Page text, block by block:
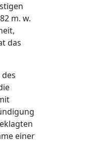
m. w.
das
einer